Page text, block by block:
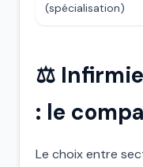
(spécialisation)
⚖️
: le
Le choix entre